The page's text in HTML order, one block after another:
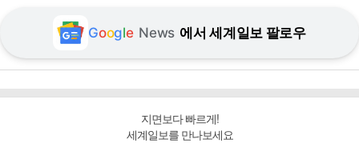
Google News 에서 세계일보 팔로우
지면보다 빠르게!
세계일보를 만나보세요